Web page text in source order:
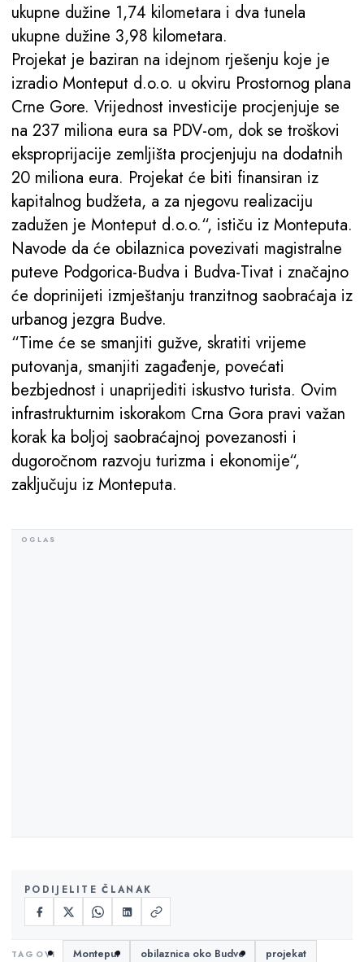
ukupne dužine 1,74 kilometara i dva tunela
ukupne dužine 3,98 kilometara.
Projekat je baziran na idejnom rješenju koje je
izradio Monteput d.o.o. u okviru Prostornog plana
Crne Gore. Vrijednost investicije procjenjuje se
na 237 miliona eura sa PDV-om, dok se troškovi
eksproprijacije zemljišta procjenjuju na dodatnih
20 miliona eura. Projekat će biti finansiran iz
kapitalnog budžeta, a za njegovu realizaciju
zadužen je Monteput d.o.o.“, ističu iz Monteputa.
Navode da će obilaznica povezivati magistralne
puteve Podgorica-Budva i Budva-Tivat i značajno
će doprinijeti izmještanju tranzitnog saobraćaja iz
urbanog jezgra Budve.
“Time će se smanjiti gužve, skratiti vrijeme
putovanja, smanjiti zagađenje, povećati
bezbjednost i unaprijediti iskustvo turista. Ovim
infrastrukturnim iskorakom Crna Gora pravi važan
korak ka boljoj saobraćajnoj povezanosti i
dugoročnom razvoju turizma i ekonomije“,
zaključuju iz Monteputa.
PODIJELITE ČLANAK
Monteput obilaznica oko Budve projekat